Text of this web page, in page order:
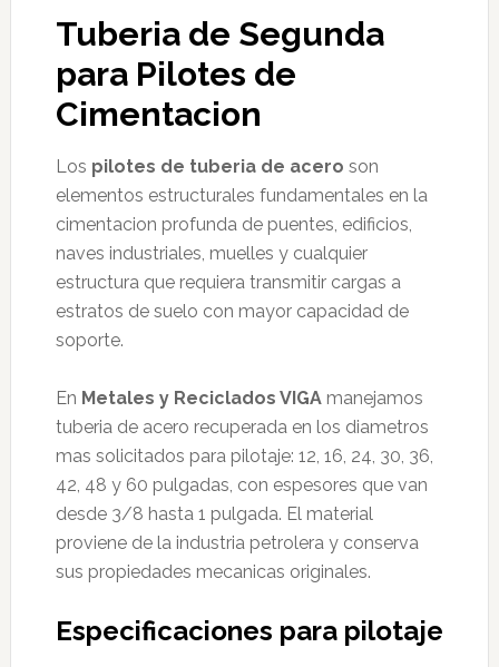
Tuberia de Segunda
para Pilotes de
Cimentacion
Los pilotes de tuberia de acero son
elementos estructurales fundamentales en la
cimentacion profunda de puentes, edificios,
naves industriales, muelles y cualquier
estructura que requiera transmitir cargas a
estratos de suelo con mayor capacidad de
soporte.
En Metales y Reciclados VIGAmanejamos
tuberia de acero recuperada en los diametros
mas solicitados para pilotaje: 12, 16, 24, 30, 36,
42, 48 y 60 pulgadas, con espesores que van
desde 3/8 hasta 1 pulgada. El material
proviene de la industria petrolera y conserva
sus propiedades mecanicas originales.
Especificaciones para pilotaje